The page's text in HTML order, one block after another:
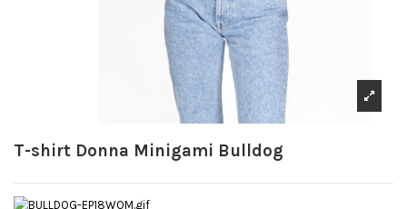
T-shirt Donna Minigami Bulldog